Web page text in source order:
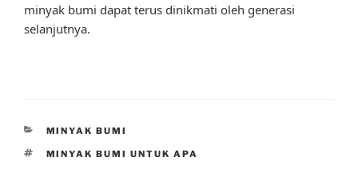
minyak bumi dapat terus dinikmati oleh generasi
selanjutnya.
CATEGORIES
MINYAK BUMI
TAGS
MINYAK BUMI UNTUK APA